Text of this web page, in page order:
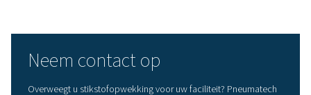
markt verbeterd.
3. Meer flexibiliteit en procescontrole
De mogelijkheid om de stikstofproductie in realtime